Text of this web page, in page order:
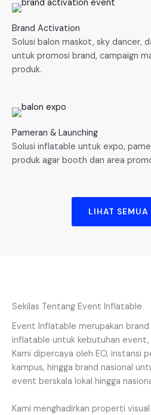
Brand Activation
Solusi balon maskot, sky dancer,
untuk promosi brand, campaign
produk.
Pameran & Launching
Solusi inflatable untuk expo,
produk agar booth dan area
LIHAT SEMUA
Sekilas Tentang Event Inflatable
Event Inflatable merupakan brand
inflatable untuk kebutuhan event,
Kami dipercaya oleh EO, instansi
kampus, hingga brand nasional
event berskala lokal hingga
Kami menghadirkan properti